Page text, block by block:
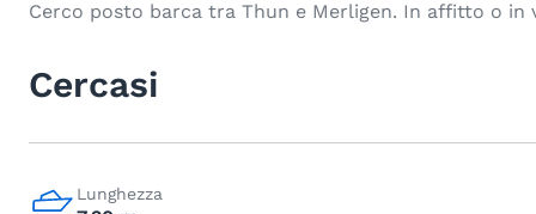
Cerco posto barca tra Thun e Merligen. In affitto o in
Cercasi
Lunghezza